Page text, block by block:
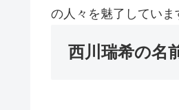
の人々を魅了していま
西川瑞希の名